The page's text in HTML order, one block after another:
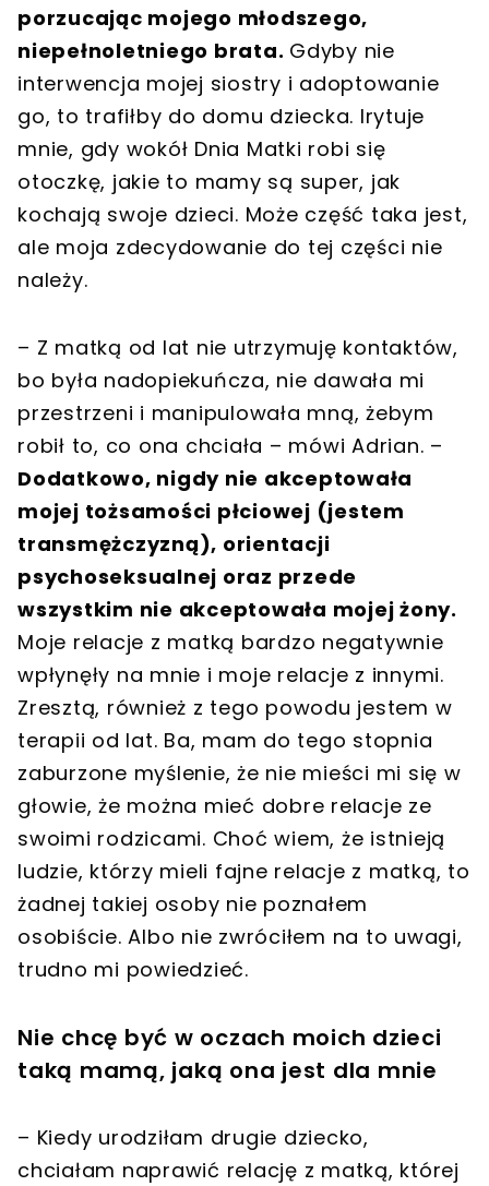
porzucając mojego młodszego,
niepełnoletniego brata. Gdyby nie
interwencja mojej siostry i adoptowanie
go, to trafiłby do domu dziecka. Irytuje
mnie, gdy wokół Dnia Matki robi się
otoczkę, jakie to mamy są super, jak
kochają swoje dzieci. Może część taka jest,
ale moja zdecydowanie do tej części nie
należy.
– Z matką od lat nie utrzymuję kontaktów,
bo była nadopiekuńcza, nie dawała mi
przestrzeni i manipulowała mną, żebym
robił to, co ona chciała – mówi Adrian. –
Dodatkowo, nigdy nie akceptowała
mojej tożsamości płciowej (jestem
transmężczyzną), orientacji
psychoseksualnej oraz przede
wszystkim nie akceptowała mojej żony.
Moje relacje z matką bardzo negatywnie
wpłynęły na mnie i moje relacje z innymi.
Zresztą, również z tego powodu jestem w
terapii od lat. Ba, mam do tego stopnia
zaburzone myślenie, że nie mieści mi się w
głowie, że można mieć dobre relacje ze
swoimi rodzicami. Choć wiem, że istnieją
ludzie, którzy mieli fajne relacje z matką, to
żadnej takiej osoby nie poznałem
osobiście. Albo nie zwróciłem na to uwagi,
trudno mi powiedzieć.
Nie chcę być w oczach moich dzieci
taką mamą, jaką ona jest dla mnie
– Kiedy urodziłam drugie dziecko,
chciałam naprawić relację z matką, której